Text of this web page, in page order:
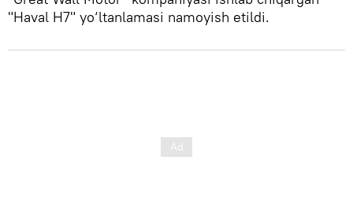
"Haval H7" yo‘ltanlamasi namoyish etildi.